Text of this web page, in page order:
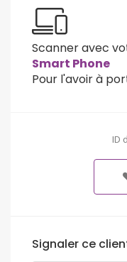
Scanner avec
Smart Phone
Pour l'avoir à
ID
Signaler ce